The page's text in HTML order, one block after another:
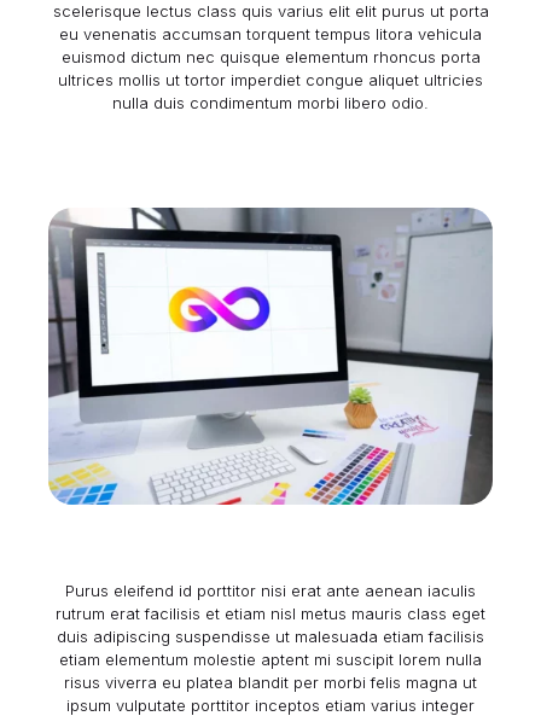
scelerisque lectus class quis varius elit elit purus ut porta
eu venenatis accumsan torquent tempus litora vehicula
euismod dictum nec quisque elementum rhoncus porta
ultrices mollis ut tortor imperdiet congue aliquet ultricies
nulla duis condimentum morbi libero odio.
Purus eleifend id porttitor nisi erat ante aenean iaculis
rutrum erat facilisis et etiam nisl metus mauris class eget
duis adipiscing suspendisse ut malesuada etiam facilisis
etiam elementum molestie aptent mi suscipit lorem nulla
risus viverra eu platea blandit per morbi felis magna ut
ipsum vulputate porttitor inceptos etiam varius integer